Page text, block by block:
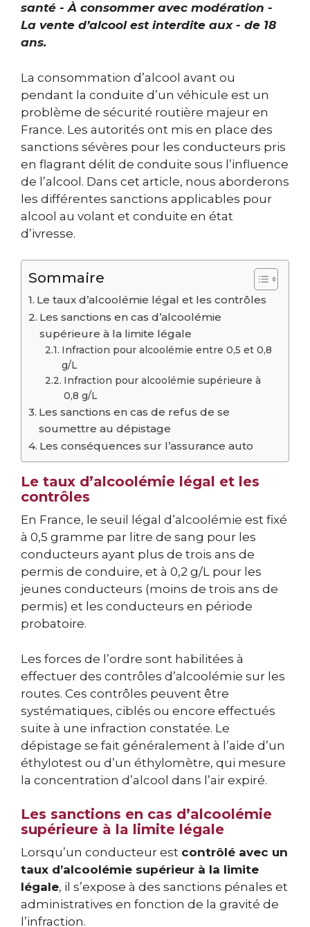
santé - À consommer avec modération -
La vente d’alcool est interdite aux - de 18
ans.
La consommation d’alcool avant ou
pendant la conduite d’un véhicule est un
problème de sécurité routière majeur en
France. Les autorités ont mis en place des
sanctions sévères pour les conducteurs pris
en flagrant délit de conduite sous l’influence
de l’alcool. Dans cet article, nous aborderons
les différentes sanctions applicables pour
alcool au volant et conduite en état
d’ivresse.
Sommaire
Le taux d’alcoolémie légal et les contrôles
Les sanctions en cas d’alcoolémie
supérieure à la limite légale
Infraction pour alcoolémie entre 0,5 et 0,8
g/L
Infraction pour alcoolémie supérieure à
0,8 g/L
Les sanctions en cas de refus de se
soumettre au dépistage
Les conséquences sur l’assurance auto
Le taux d’alcoolémie légal et les
contrôles
En France, le seuil légal d’alcoolémie est fixé
à 0,5 gramme par litre de sang pour les
conducteurs ayant plus de trois ans de
permis de conduire, et à 0,2 g/L pour les
jeunes conducteurs (moins de trois ans de
permis) et les conducteurs en période
probatoire.
Les forces de l’ordre sont habilitées à
effectuer des contrôles d’alcoolémie sur les
routes. Ces contrôles peuvent être
systématiques, ciblés ou encore effectués
suite à une infraction constatée. Le
dépistage se fait généralement à l’aide d’un
éthylotest ou d’un éthylomètre, qui mesure
la concentration d’alcool dans l’air expiré.
Les sanctions en cas d’alcoolémie
supérieure à la limite légale
Lorsqu’un conducteur est contrôlé avec un
taux d’alcoolémie supérieur à la limite
légale, il s’expose à des sanctions pénales et
administratives en fonction de la gravité de
l’infraction.